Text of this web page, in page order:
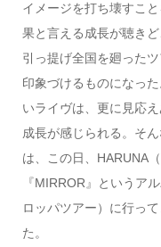
イメージを打ち壊すこ
果と言える成長が聴き
引っ提げ全国を廻った
印象づけるものになっ
いライヴは、更に見応
成長が感じられる。そ
は、この日、HARUNA
『MIRROR』というア
ロッパツアー）に行っ
た。